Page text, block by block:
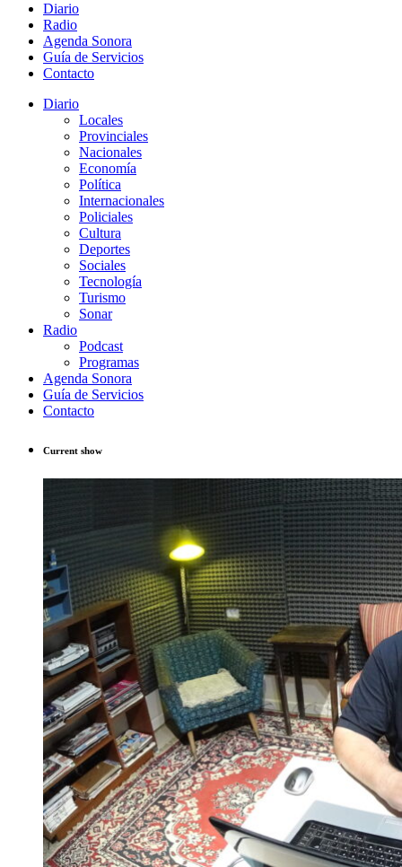
Diario
Radio
Agenda Sonora
Guía de Servicios
Contacto
Diario
Locales
Provinciales
Nacionales
Economía
Política
Internacionales
Policiales
Cultura
Deportes
Sociales
Tecnología
Turismo
Sonar
Radio
Podcast
Programas
Agenda Sonora
Guía de Servicios
Contacto
Current show